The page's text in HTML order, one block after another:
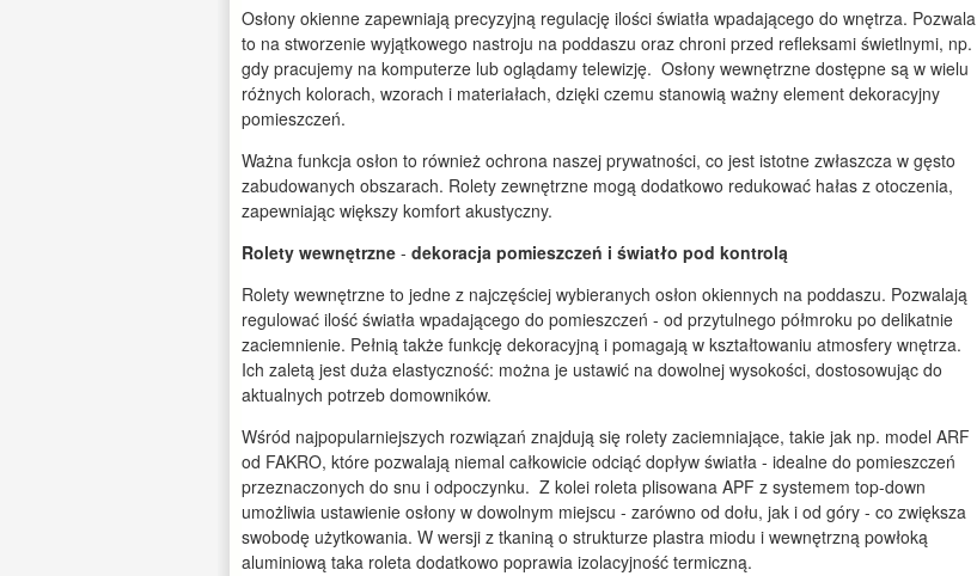
Osłony okienne zapewniają precyzyjną regulację ilości światła wpadającego do wnętrza. Pozwala
to na stworzenie wyjątkowego nastroju na poddaszu oraz chroni przed refleksami świetlnymi, np.
gdy pracujemy na komputerze lub oglądamy telewizję. Osłony wewnętrzne dostępne są w wielu
różnych kolorach, wzorach i materiałach, dzięki czemu stanowią ważny element dekoracyjny
pomieszczeń.
Ważna funkcja osłon to również ochrona naszej prywatności, co jest istotne zwłaszcza w gęsto
zabudowanych obszarach. Rolety zewnętrzne mogą dodatkowo redukować hałas z otoczenia,
zapewniając większy komfort akustyczny.
Rolety wewnętrzne - dekoracja pomieszczeń i światło pod kontrolą
Rolety wewnętrzne to jedne z najczęściej wybieranych osłon okiennych na poddaszu. Pozwalają
regulować ilość światła wpadającego do pomieszczeń - od przytulnego półmroku po delikatnie
zaciemnienie. Pełnią także funkcję dekoracyjną i pomagają w kształtowaniu atmosfery wnętrza.
Ich zaletą jest duża elastyczność: można je ustawić na dowolnej wysokości, dostosowując do
aktualnych potrzeb domowników.
Wśród najpopularniejszych rozwiązań znajdują się rolety zaciemniające, takie jak np. model ARF
od FAKRO, które pozwalają niemal całkowicie odciąć dopływ światła - idealne do pomieszczeń
przeznaczonych do snu i odpoczynku. Z kolei roleta plisowana APF z systemem top-down
umożliwia ustawienie osłony w dowolnym miejscu - zarówno od dołu, jak i od góry - co zwiększa
swobodę użytkowania. W wersji z tkaniną o strukturze plastra miodu i wewnętrzną powłoką
aluminiową taka roleta dodatkowo poprawia izolacyjność termiczną.